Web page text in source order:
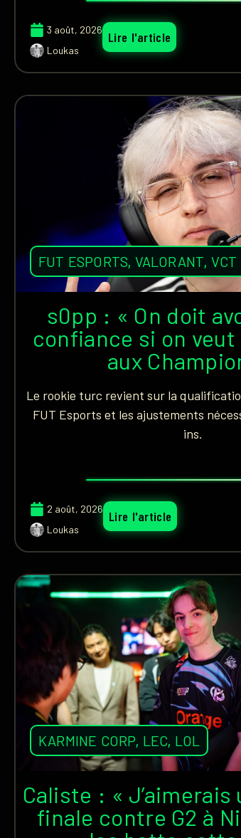
3 août, 2026
Loukas
Lire l'article
FUT ESPORTS, VALORANT, VCT
s0pp : « On doit
confiance si on
aux
Le rookie turc revient sur la
FUT Esports et les ajustements
ins.
2 août, 2026
Loukas
Lire l'article
KARMINE CORP, LEC, LOL
Caliste : « J’aimerais
finale contre G2 à